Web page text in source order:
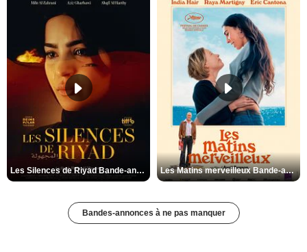
Les Silences de Riyad Bande-annonce VO STFR Les Matins merveilleux Bande-annonce VF
Bandes-annonces à ne pas manquer